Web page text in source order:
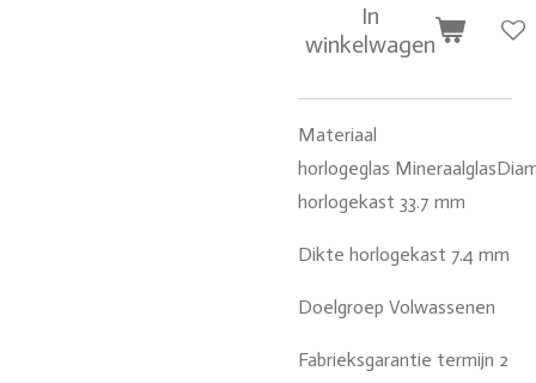
In
winkelwagen
Materiaal
horlogeglas
horlogekast 33.7 mm
Dikte horlogekast 7.4 mm
Doelgroep Volwassenen
Fabrieksgarantie termijn 2